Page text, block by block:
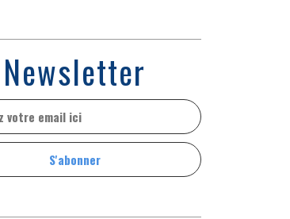
Newsletter